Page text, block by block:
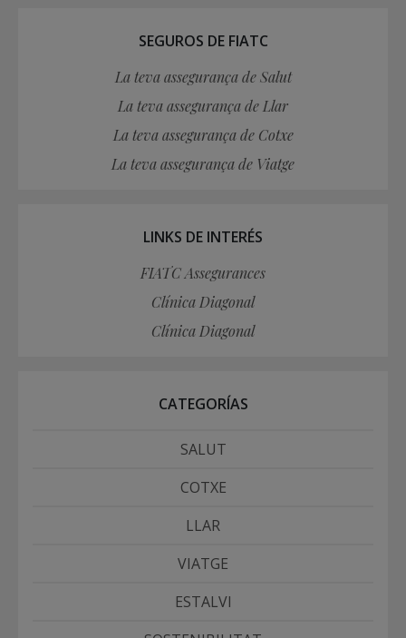
SEGUROS DE FIATC
La teva assegurança de Salut
La teva assegurança de Llar
La teva assegurança de Cotxe
La teva assegurança de Viatge
LINKS DE INTERÉS
FIATC Assegurances
Clínica Diagonal
Clínica Diagonal
CATEGORÍAS
SALUT
COTXE
LLAR
VIATGE
ESTALVI